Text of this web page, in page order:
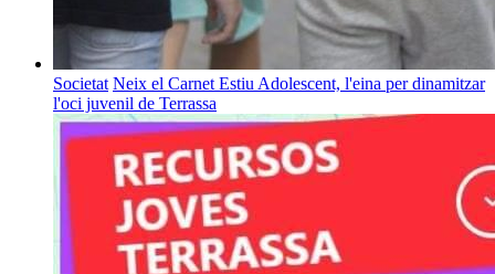
Societat Neix el Carnet Estiu Adolescent, l'eina per dinamitzar
l'oci juvenil de Terrassa